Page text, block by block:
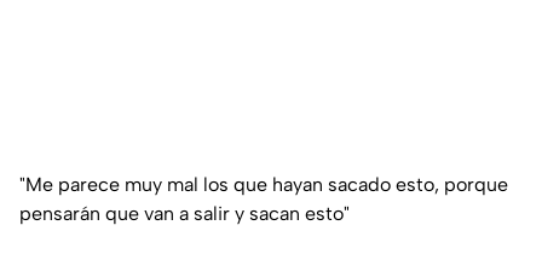
"Me parece muy mal los que hayan sacado esto, porque
pensarán que van a salir y sacan esto"